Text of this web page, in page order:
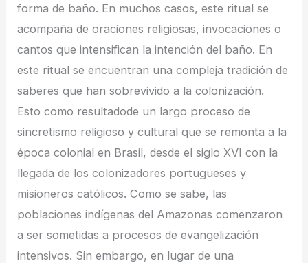
forma de baño. En muchos casos, este ritual se
acompaña de oraciones religiosas, invocaciones o
cantos que intensifican la intención del baño. En
este ritual se encuentran una compleja tradición de
saberes que han sobrevivido a la colonización.
Esto como resultadode un largo proceso de
sincretismo religioso y cultural que se remonta a la
época colonial en Brasil, desde el siglo XVI con la
llegada de los colonizadores portugueses y
misioneros católicos. Como se sabe, las
poblaciones indígenas del Amazonas comenzaron
a ser sometidas a procesos de evangelización
intensivos. Sin embargo, en lugar de una